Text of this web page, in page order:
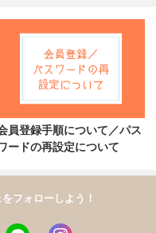
員登録手順について／パス
ードの再設定について
フォローしよう！